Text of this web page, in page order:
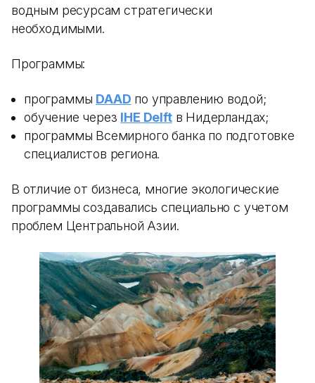
водным ресурсам стратегически
необходимыми.
Программы:
программы DAAD по управлению водой;
обучение через IHE Delftв Нидерландах;
программы Всемирного банка по подготовке
специалистов региона.
В отличие от бизнеса, многие экологические
программы создавались специально с учетом
проблем Центральной Азии.